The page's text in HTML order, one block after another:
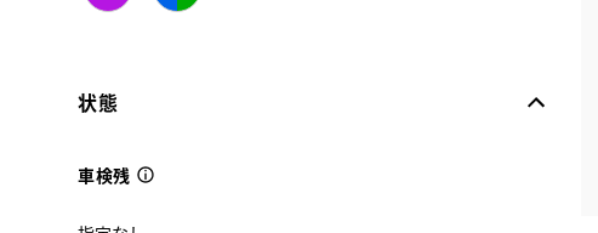
状態
車検残